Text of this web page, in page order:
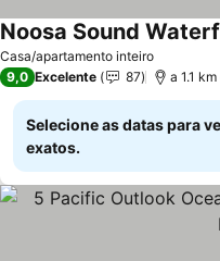
Casa/apartamento inteiro
Noosa Sound
9,0 Excelente 87 a 1.1
Selecione as datas para
exatos.